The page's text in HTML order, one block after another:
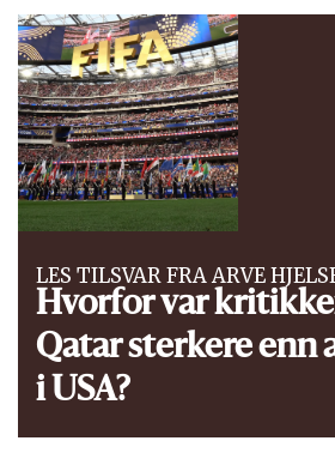
LES TILSVAR FRA ARVE
Hvorfor var
Qatar sterkere enn
i USA?